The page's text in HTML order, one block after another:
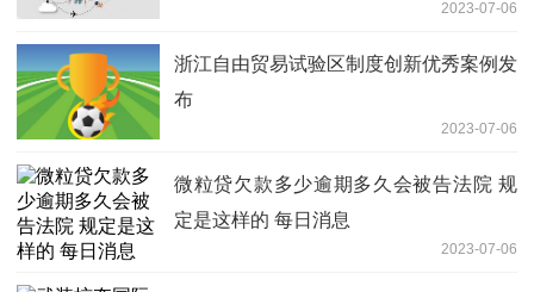
2023-07-06
浙江自由贸易试验区制度创新优秀案例发
布
2023-07-06
微粒贷欠款多少逾期多久会被告法院 规
定是这样的 每日消息
2023-07-06